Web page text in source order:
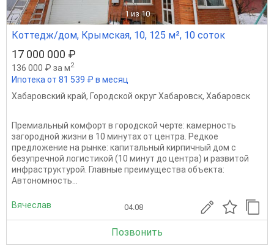
1 из 10
Коттедж/дом, Крымская, 10, 125 м², 10 соток
17 000 000 ₽
136 000 ₽ за м2
Ипотека от 81 539 ₽ в месяц
Хабаровский край, Городской округ Хабаровск, Хабаровск
Премиальный комфорт в городской черте: камерность
загородной жизни в 10 минутах от центра. Редкое
предложение на рынке: капитальный кирпичный дом с
безупречной логистикой (10 минут до центра) и развитой
инфраструктурой. Главные преимущества объекта:
Автономность...
Вячеслав 04.08
Позвонить